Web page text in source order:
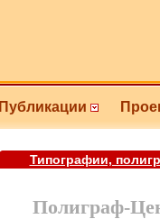
Публикации
Типографии,
Полиграф-